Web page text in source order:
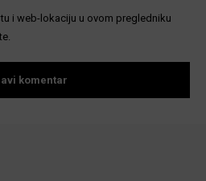
i web-lokaciju u ovom pregledniku